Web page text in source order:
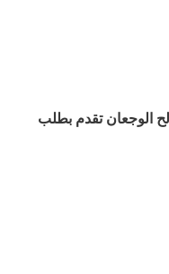
الوجعان تقدم بطلب